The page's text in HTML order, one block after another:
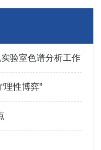
验室色谱分析工作
理性博弈”